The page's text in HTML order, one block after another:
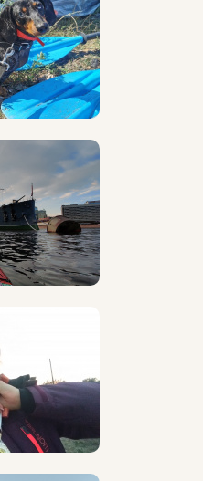
Университет
переподготовке
(Школа
«Клуб
помощи «First Aid»,
в отдаленных
по гребле и